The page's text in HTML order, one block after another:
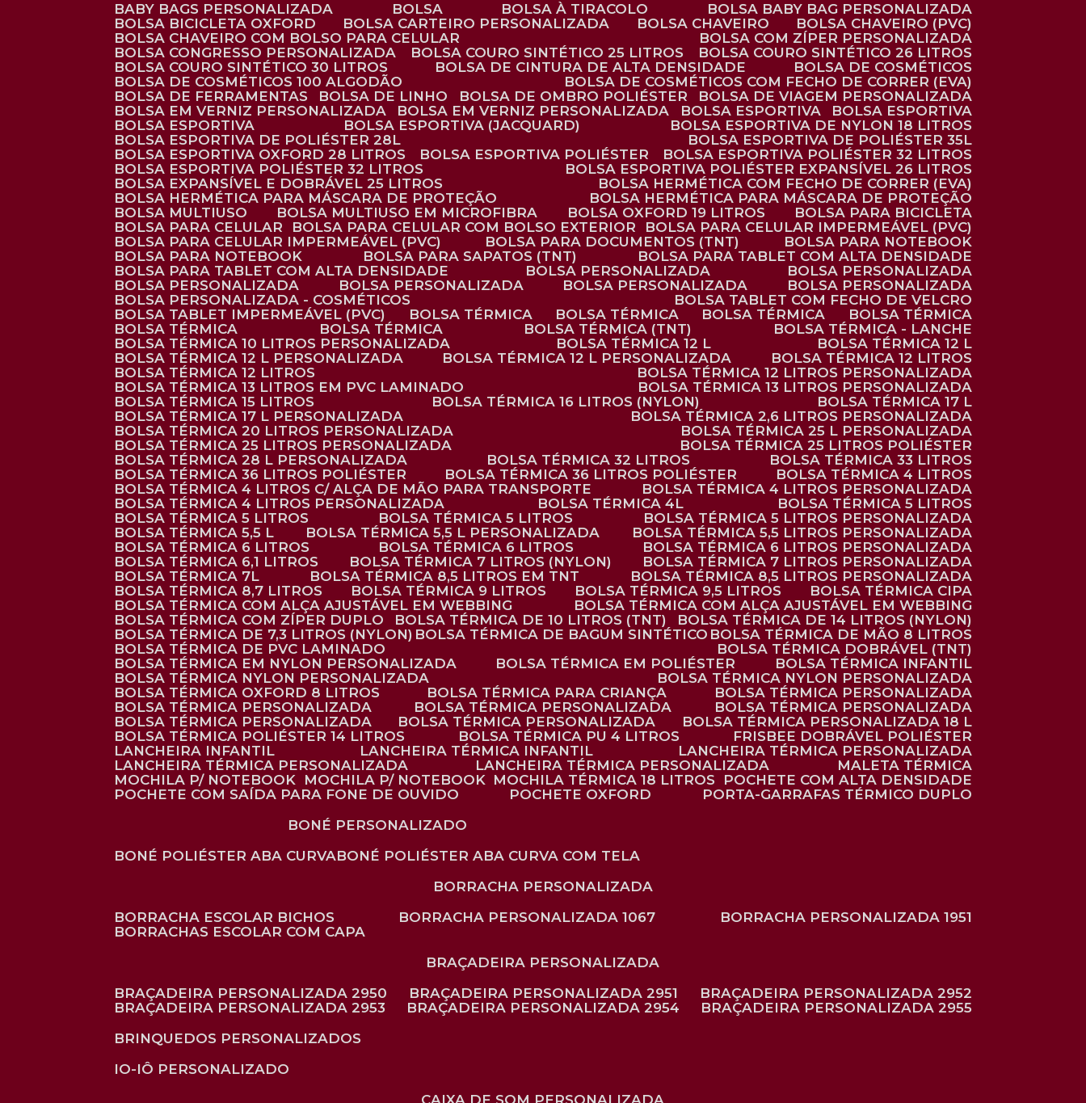
BABY BAGS PERSONALIZADA
BOLSA BOLSA À TIRACOLO
BOLSA BABY BAG PERSONALIZADA
BOLSA BICICLETA OXFORD
BOLSA CARTEIRO PERSONALIZADA BOLSA CHAVEIRO
BOLSA CHAVEIRO (PVC)
BOLSA CHAVEIRO COM BOLSO PARA CELULAR
BOLSA COM ZÍPER PERSONALIZADA
BOLSA CONGRESSO PERSONALIZADA
BOLSA COURO SINTÉTICO 25 LITROS
BOLSA COURO SINTÉTICO 26 LITROS
BOLSA COURO SINTÉTICO 30 LITROS
BOLSA DE CINTURA DE ALTA DENSIDADE
BOLSA DE COSMÉTICOS
BOLSA DE COSMÉTICOS 100 ALGODÃO
BOLSA DE COSMÉTICOS COM FECHO DE CORRER (EVA)
BOLSA DE FERRAMENTAS
BOLSA DE LINHO BOLSA DE OMBRO POLIÉSTER
BOLSA DE VIAGEM PERSONALIZADA
BOLSA EM VERNIZ PERSONALIZADA
BOLSA EM VERNIZ PERSONALIZADA BOLSA ESPORTIVA
BOLSA ESPORTIVA
BOLSA ESPORTIVA
BOLSA ESPORTIVA (JACQUARD)
BOLSA ESPORTIVA DE NYLON 18 LITROS
BOLSA ESPORTIVA DE POLIÉSTER 28L
BOLSA ESPORTIVA DE POLIÉSTER 35L
BOLSA ESPORTIVA OXFORD 28 LITROS
BOLSA ESPORTIVA POLIÉSTER
BOLSA ESPORTIVA POLIÉSTER 32 LITROS
BOLSA ESPORTIVA POLIÉSTER 32 LITROS
BOLSA ESPORTIVA POLIÉSTER EXPANSÍVEL 26 LITROS
BOLSA EXPANSÍVEL E DOBRÁVEL 25 LITROS
BOLSA HERMÉTICA COM FECHO DE CORRER (EVA)
BOLSA HERMÉTICA PARA MÁSCARA DE PROTEÇÃO
BOLSA HERMÉTICA PARA MÁSCARA DE PROTEÇÃO
BOLSA MULTIUSO
BOLSA MULTIUSO EM MICROFIBRA BOLSA OXFORD 19 LITROS
BOLSA PARA BICICLETA
BOLSA PARA CELULAR
BOLSA PARA CELULAR COM BOLSO EXTERIOR
BOLSA PARA CELULAR IMPERMEÁVEL (PVC)
BOLSA PARA CELULAR IMPERMEÁVEL (PVC)
BOLSA PARA DOCUMENTOS (TNT)
BOLSA PARA NOTEBOOK
BOLSA PARA NOTEBOOK
BOLSA PARA SAPATOS (TNT)
BOLSA PARA TABLET COM ALTA DENSIDADE
BOLSA PARA TABLET COM ALTA DENSIDADE
BOLSA PERSONALIZADA
BOLSA PERSONALIZADA
BOLSA PERSONALIZADA
BOLSA PERSONALIZADA BOLSA PERSONALIZADA
BOLSA PERSONALIZADA
BOLSA PERSONALIZADA - COSMÉTICOS
BOLSA TABLET COM FECHO DE VELCRO
BOLSA TABLET IMPERMEÁVEL (PVC)
BOLSA TÉRMICA BOLSA TÉRMICA BOLSA TÉRMICA
BOLSA TÉRMICA
BOLSA TÉRMICA
BOLSA TÉRMICA BOLSA TÉRMICA (TNT)
BOLSA TÉRMICA - LANCHE
BOLSA TÉRMICA 10 LITROS PERSONALIZADA
BOLSA TÉRMICA 12 L
BOLSA TÉRMICA 12 L
BOLSA TÉRMICA 12 L PERSONALIZADA
BOLSA TÉRMICA 12 L PERSONALIZADA
BOLSA TÉRMICA 12 LITROS
BOLSA TÉRMICA 12 LITROS
BOLSA TÉRMICA 12 LITROS PERSONALIZADA
BOLSA TÉRMICA 13 LITROS EM PVC LAMINADO
BOLSA TÉRMICA 13 LITROS PERSONALIZADA
BOLSA TÉRMICA 15 LITROS
BOLSA TÉRMICA 16 LITROS (NYLON)
BOLSA TÉRMICA 17 L
BOLSA TÉRMICA 17 L PERSONALIZADA
BOLSA TÉRMICA 2,6 LITROS PERSONALIZADA
BOLSA TÉRMICA 20 LITROS PERSONALIZADA
BOLSA TÉRMICA 25 L PERSONALIZADA
BOLSA TÉRMICA 25 LITROS PERSONALIZADA
BOLSA TÉRMICA 25 LITROS POLIÉSTER
BOLSA TÉRMICA 28 L PERSONALIZADA
BOLSA TÉRMICA 32 LITROS
BOLSA TÉRMICA 33 LITROS
BOLSA TÉRMICA 36 LITROS POLIÉSTER
BOLSA TÉRMICA 36 LITROS POLIÉSTER
BOLSA TÉRMICA 4 LITROS
BOLSA TÉRMICA 4 LITROS C/ ALÇA DE MÃO PARA TRANSPORTE
BOLSA TÉRMICA 4 LITROS PERSONALIZADA
BOLSA TÉRMICA 4 LITROS PERSONALIZADA
BOLSA TÉRMICA 4L
BOLSA TÉRMICA 5 LITROS
BOLSA TÉRMICA 5 LITROS
BOLSA TÉRMICA 5 LITROS
BOLSA TÉRMICA 5 LITROS PERSONALIZADA
BOLSA TÉRMICA 5,5 L
BOLSA TÉRMICA 5,5 L PERSONALIZADA
BOLSA TÉRMICA 5,5 LITROS PERSONALIZADA
BOLSA TÉRMICA 6 LITROS
BOLSA TÉRMICA 6 LITROS
BOLSA TÉRMICA 6 LITROS PERSONALIZADA
BOLSA TÉRMICA 6,1 LITROS
BOLSA TÉRMICA 7 LITROS (NYLON)
BOLSA TÉRMICA 7 LITROS PERSONALIZADA
BOLSA TÉRMICA 7L
BOLSA TÉRMICA 8,5 LITROS EM TNT
BOLSA TÉRMICA 8,5 LITROS PERSONALIZADA
BOLSA TÉRMICA 8,7 LITROS
BOLSA TÉRMICA 9 LITROS BOLSA TÉRMICA 9,5 LITROS
BOLSA TÉRMICA CIPA
BOLSA TÉRMICA COM ALÇA AJUSTÁVEL EM WEBBING
BOLSA TÉRMICA COM ALÇA AJUSTÁVEL EM WEBBING
BOLSA TÉRMICA COM ZÍPER DUPLO
BOLSA TÉRMICA DE 10 LITROS (TNT)
BOLSA TÉRMICA DE 14 LITROS (NYLON)
BOLSA TÉRMICA DE 7,3 LITROS (NYLON)
BOLSA TÉRMICA DE BAGUM SINTÉTICO
BOLSA TÉRMICA DE MÃO 8 LITROS
BOLSA TÉRMICA DE PVC LAMINADO
BOLSA TÉRMICA DOBRÁVEL (TNT)
BOLSA TÉRMICA EM NYLON PERSONALIZADA
BOLSA TÉRMICA EM POLIÉSTER
BOLSA TÉRMICA INFANTIL
BOLSA TÉRMICA NYLON PERSONALIZADA
BOLSA TÉRMICA NYLON PERSONALIZADA
BOLSA TÉRMICA OXFORD 8 LITROS
BOLSA TÉRMICA PARA CRIANÇA
BOLSA TÉRMICA PERSONALIZADA
BOLSA TÉRMICA PERSONALIZADA
BOLSA TÉRMICA PERSONALIZADA
BOLSA TÉRMICA PERSONALIZADA
BOLSA TÉRMICA PERSONALIZADA
BOLSA TÉRMICA PERSONALIZADA
BOLSA TÉRMICA PERSONALIZADA 18 L
BOLSA TÉRMICA POLIÉSTER 14 LITROS
BOLSA TÉRMICA PU 4 LITROS
FRISBEE DOBRÁVEL POLIÉSTER
LANCHEIRA INFANTIL
LANCHEIRA TÉRMICA INFANTIL
LANCHEIRA TÉRMICA PERSONALIZADA
LANCHEIRA TÉRMICA PERSONALIZADA
LANCHEIRA TÉRMICA PERSONALIZADA
MALETA TÉRMICA
MOCHILA P/ NOTEBOOK
MOCHILA P/ NOTEBOOK MOCHILA TÉRMICA 18 LITROS
POCHETE COM ALTA DENSIDADE
POCHETE COM SAÍDA PARA FONE DE OUVIDO
POCHETE OXFORD
PORTA-GARRAFAS TÉRMICO DUPLO
BONÉ PERSONALIZADO
BONÉ POLIÉSTER ABA CURVA
BONÉ POLIÉSTER ABA CURVA COM TELA
BORRACHA PERSONALIZADA
BORRACHA ESCOLAR BICHOS
BORRACHA PERSONALIZADA 1067
BORRACHA PERSONALIZADA 1951
BORRACHAS ESCOLAR COM CAPA
BRAÇADEIRA PERSONALIZADA
BRAÇADEIRA PERSONALIZADA 2950
BRAÇADEIRA PERSONALIZADA 2951
BRAÇADEIRA PERSONALIZADA 2952
BRAÇADEIRA PERSONALIZADA 2953
BRAÇADEIRA PERSONALIZADA 2954
BRAÇADEIRA PERSONALIZADA 2955
BRINQUEDOS PERSONALIZADOS
IO-IÔ PERSONALIZADO
CAIXA DE SOM PERSONALIZADA